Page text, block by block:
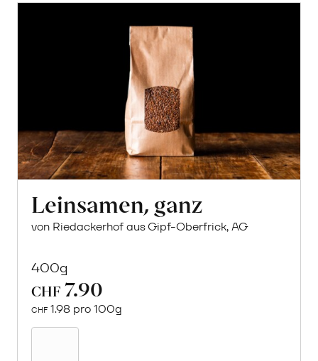
Leinsamen, ganz
von Riedackerhof aus Gipf-Oberfrick, AG
400g
CHF 7.90
CHF 1.98 pro 100g